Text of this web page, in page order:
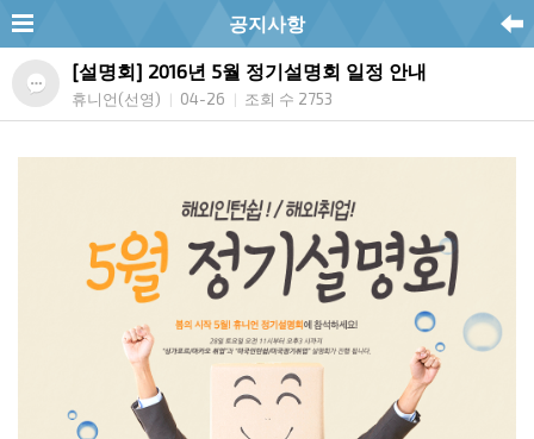
공지사항
[설명회] 2016년 5월 정기설명회 일정 안내
휴니언(선영) 04-26 조회 수 2753